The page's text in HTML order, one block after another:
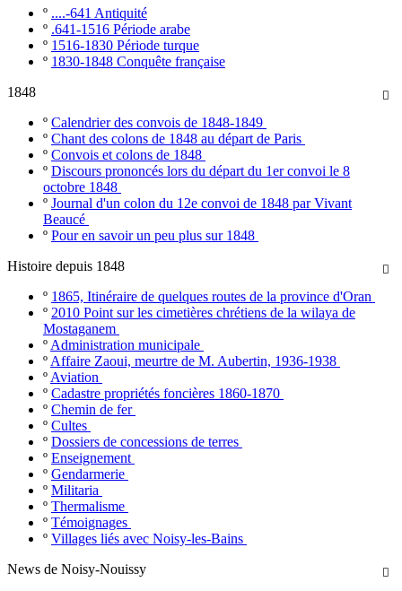
º ....-641 Antiquité
º .641-1516 Période arabe
º 1516-1830 Période turque
º 1830-1848 Conquête française

1848
º Calendrier des convois de 1848-1849
º Chant des colons de 1848 au départ de Paris
º Convois et colons de 1848
º Discours prononcés lors du départ du 1er convoi le 8
octobre 1848
º Journal d'un colon du 12e convoi de 1848 par Vivant
Beaucé
º Pour en savoir un peu plus sur 1848

Histoire depuis 1848
º 1865, Itinéraire de quelques routes de la province d'Oran
º 2010 Point sur les cimetières chrétiens de la wilaya de
Mostaganem
º Administration municipale
º Affaire Zaoui, meurtre de M. Aubertin, 1936-1938
º Aviation
º Cadastre propriétés foncières 1860-1870
º Chemin de fer
º Cultes
º Dossiers de concessions de terres
º Enseignement
º Gendarmerie
º Militaria
º Thermalisme
º Témoignages
º Villages liés avec Noisy-les-Bains

News de Noisy-Nouissy